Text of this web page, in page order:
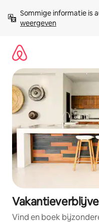
direct
naar
Sommige informatie is
weergeven
Vind en boek